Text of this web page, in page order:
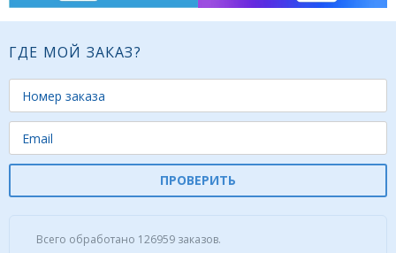
ГДЕ МОЙ ЗАКАЗ?
ПРОВЕРИТЬ
Всего обработано 126959 заказов.